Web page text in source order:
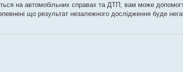
на автомобільних справах та ДТП, вам може
що результат незалежного дослідження буде